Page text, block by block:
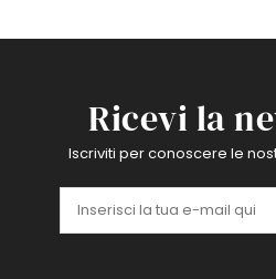
Ricevi la
Iscriviti per conoscere le